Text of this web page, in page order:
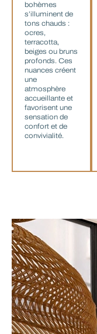
bohèmes
s’illuminent de
tons chauds :
ocres,
terracotta,
beiges ou bruns
profonds. Ces
nuances créent
une
atmosphère
accueillante et
favorisent une
sensation de
confort et de
convivialité.